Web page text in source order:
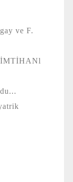
ve F.
İMTİHANl